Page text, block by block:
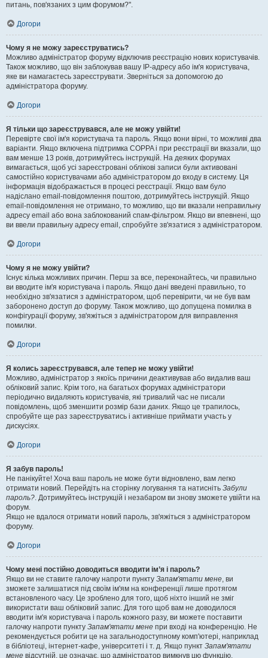
питань, пов'язаних з цим форумом?".
Догори
Чому я не можу зареєструватись?
Можливо адміністратор форуму відключив реєстрацію нових користувачів.
Також можливо, що він заблокував вашу IP-адресу або ім'я користувача,
яке ви намагаєтесь зареєструвати. Зверніться за допомогою до
адміністратора форуму.
Догори
Я тільки що зареєструвався, але не можу увійти!
Перевірте свої ім'я користувача та пароль. Якщо вони вірні, то можливі два
варіанти. Якщо включена підтримка COPPA і при реєстрації ви вказали, що
вам менше 13 років, дотримуйтесь інструкцій. На деяких форумах
вимагається, щоб усі зареєстровані облікові записи були активовані
самостійно користувачами або адміністратором до входу в систему. Ця
інформація відображається в процесі реєстрації. Якщо вам було
надіслано email-повідомлення поштою, дотримуйтесь інструкцій. Якщо
email-повідомлення не отримано, то можливо, що ви вказали неправильну
адресу email або вона заблокований спам-фільтром. Якщо ви впевнені, що
ви ввели правильну адресу email, спробуйте зв'язатися з адміністратором.
Догори
Чому я не можу увійти?
Існує кілька можливих причин. Перш за все, переконайтесь, чи правильно
ви вводите ім'я користувача і пароль. Якщо дані введені правильно, то
необхідно зв'язатися з адміністратором, щоб перевірити, чи не був вам
заборонено доступ до форуму. Також можливо, що допущена помилка в
конфігурації форуму, зв'яжіться з адміністратором для виправлення
помилки.
Догори
Я колись зареєструвався, але тепер не можу увійти!
Можливо, адміністратор з якоїсь причини деактивував або видалив ваш
обліковий запис. Крім того, на багатьох форумах адміністратори
періодично видаляють користувачів, які тривалий час не писали
повідомлень, щоб зменшити розмір бази даних. Якщо це трапилось,
спробуйте ще раз зареєструватись і активніше приймати участь у
дискусіях.
Догори
Я забув пароль!
Не панікуйте! Хоча ваш пароль не може бути відновлено, вам легко
отримати новий. Перейдіть на сторінку логування та натисніть Забули
пароль?. Дотримуйтесь інструкцій і незабаром ви знову зможете увійти на
форум.
Якщо не вдалося отримати новий пароль, зв'яжіться з адміністратором
форуму.
Догори
Чому мені постійно доводиться вводити ім’я і пароль?
Якщо ви не ставите галочку напроти пункту Запам'ятати мене, ви
зможете залишатися під своїм ім'ям на конференції лише протягом
встановленого часу. Це зроблено для того, щоб ніхто інший не зміг
використати ваш обліковий запис. Для того щоб вам не доводилося
вводити ім'я користувача і пароль кожного разу, ви можете поставити
галочку напроти пункту Запам'ятати мене при вході на конференцію. Не
рекомендується робити це на загальнодоступному комп'ютері, наприклад
в бібліотеці, інтернет-кафе, університеті і т. д. Якщо пункт Запам'ятати
мене відсутній, це означає, що адміністратор вимкнув цю функцію.